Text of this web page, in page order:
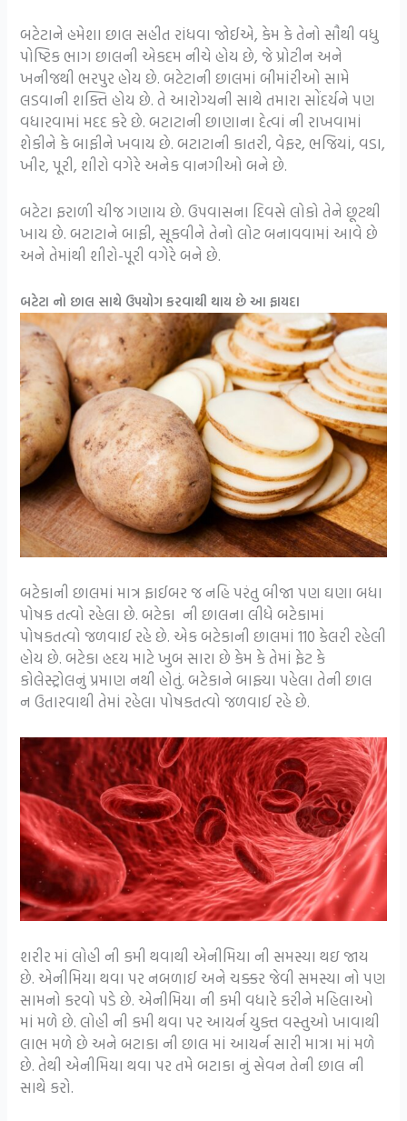
બટેટાને હમેશા છાલ સહીત રાંધવા જોઈએ, કેમ કે તેનો સૌથી વધુ
પોષ્ટિક ભાગ છાલની એકદમ નીચે હોય છે, જે પ્રોટીન અને
ખનીજથી ભરપુર હોય છે. બટેટાની છાલમાં બીમાંરીઓ સામે
લડવાની શક્તિ હોય છે. તે આરોગ્યની સાથે તમારા સોંદર્યને પણ
વધારવામાં મદદ કરે છે. બટાટાની છાણાના દેત્વાં ની રાખવામાં
શેકીને કે બાફીને ખવાય છે. બટાટાની કાતરી, વેફર, ભજિયાં, વડા,
ખીર, પૂરી, શીરો વગેરે અનેક વાનગીઓ બને છે.
બટેટા ફરાળી ચીજ ગણાય છે. ઉપવાસના દિવસે લોકો તેને છૂટથી
ખાય છે. બટાટાને બાફી, સૂકવીને તેનો લોટ બનાવવામાં આવે છે
અને તેમાંથી શીરો-પૂરી વગેરે બને છે.
બટેટા નો છાલ સાથે ઉપયોગ કરવાથી થાય છે આ ફાયદા
બટેકાની છાલમાં માત્ર ફાઈબર જ નહિ પરંતુ બીજા પણ ઘણા બધા
પોષક તત્વો રહેલા છે. બટેકા ની છાલના લીધે બટેકામાં
પોષકતત્વો જળવાઈ રહે છે. એક બટેકાની છાલમાં 110 કેલરી રહેલી
હોય છે. બટેકા હ્રદય માટે ખુબ સારા છે કેમ કે તેમાં ફેટ કે
કોલેસ્ટ્રોલનું પ્રમાણ નથી હોતું. બટેકાને બાફ્યા પહેલા તેની છાલ
ન ઉતારવાથી તેમાં રહેલા પોષકતત્વો જળવાઈ રહે છે.
શરીર માં લોહી ની કમી થવાથી એનીમિયા ની સમસ્યા થઇ જાય
છે. એનીમિયા થવા પર નબળાઈ અને ચક્કર જેવી સમસ્યા નો પણ
સામનો કરવો પડે છે. એનીમિયા ની કમી વધારે કરીને મહિલાઓ
માં મળે છે. લોહી ની કમી થવા પર આયર્ન યુક્ત વસ્તુઓ ખાવાથી
લાભ મળે છે અને બટાકા ની છાલ માં આયર્ન સારી માત્રા માં મળે
છે. તેથી એનીમિયા થવા પર તમે બટાકા નું સેવન તેની છાલ ની
સાથે કરો.